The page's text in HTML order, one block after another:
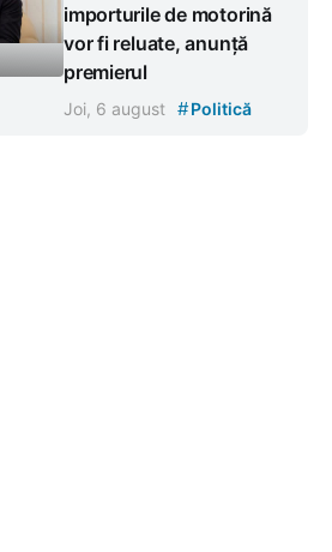
importurile de motorină
vor fi reluate, anunță
premierul
Joi, 6 august #Politică